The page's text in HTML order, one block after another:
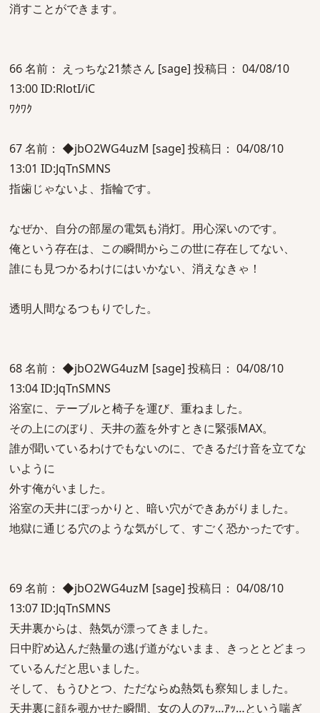
消すことができます。
66 名前： えっちな21禁さん [sage] 投稿日： 04/08/10
13:00 ID:RlotI/iC
ﾜｸﾜｸ
67 名前： ◆jbO2WG4uzM [sage] 投稿日： 04/08/10
13:01 ID:JqTnSMNS
指歯じゃないよ、指輪です。
なぜか、自分の部屋の電気も消灯。用心深いのです。
俺という存在は、この瞬間からこの世に存在してない、
誰にも見つかるわけにはいかない、消えなきゃ！
透明人間なるつもりでした。
68 名前： ◆jbO2WG4uzM [sage] 投稿日： 04/08/10
13:04 ID:JqTnSMNS
浴室に、テーブルと椅子を運び、重ねました。
その上にのぼり、天井の蓋を外すときに緊張MAX。
誰が聞いているわけでもないのに、できるだけ音を立てな
いように
外す俺がいました。
浴室の天井にぽっかりと、暗い穴ができあがりました。
地獄に通じる穴のような気がして、すごく恐かったです。
69 名前： ◆jbO2WG4uzM [sage] 投稿日： 04/08/10
13:07 ID:JqTnSMNS
天井裏からは、熱気が漂ってきました。
日中貯め込んだ熱量の逃げ道がないまま、きっととどまっ
ているんだと思いました。
そして、もうひとつ、ただならぬ熱気も察知しました。
天井裏に顔を覗かせた瞬間、女の人のｱｯ…ｱｯ…という喘ぎ